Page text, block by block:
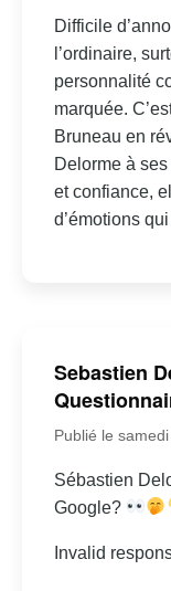
Difficile
l’ordinaire,
personnalité
marquée.
Bruneau en
Delorme à
et confiance,
d’émotions
Sebastien
Publié le
Sébastien
Google?
Invalid